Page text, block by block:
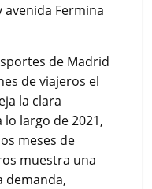
avenida Fermina
de Madrid
de viajeros el
la clara
largo de 2021,
meses de
muestra una
demanda,